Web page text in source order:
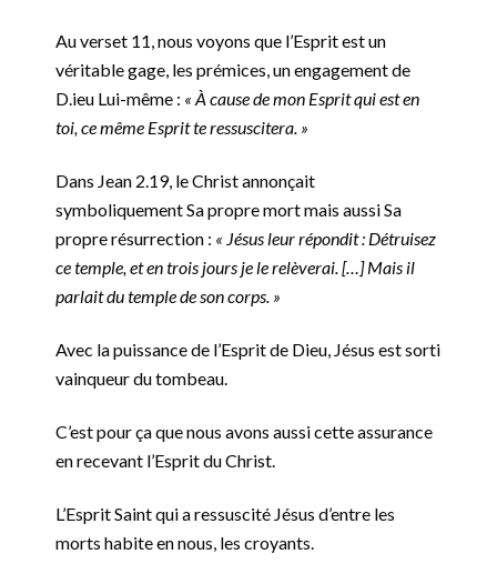
Au verset 11, nous voyons que l’Esprit est un
véritable gage, les prémices, un engagement de
D.ieu Lui-même : « À cause de mon Esprit qui est en
toi, ce même Esprit te ressuscitera. »
Dans Jean 2.19, le Christ annonçait
symboliquement Sa propre mort mais aussi Sa
propre résurrection : « Jésus leur répondit : Détruisez
ce temple, et en trois jours je le relèverai. […] Mais il
parlait du temple de son corps. »
Avec la puissance de l’Esprit de Dieu, Jésus est sorti
vainqueur du tombeau.
C’est pour ça que nous avons aussi cette assurance
en recevant l’Esprit du Christ.
L’Esprit Saint qui a ressuscité Jésus d’entre les
morts habite en nous, les croyants.